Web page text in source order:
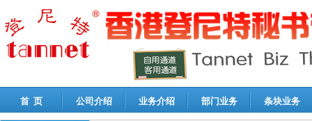
首 页 公司介绍 业务介绍 部门业务 条块业务